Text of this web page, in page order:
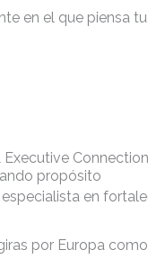
en el que piensa
propósito
especialista en
por Europa